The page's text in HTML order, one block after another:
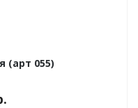
(арт 055)